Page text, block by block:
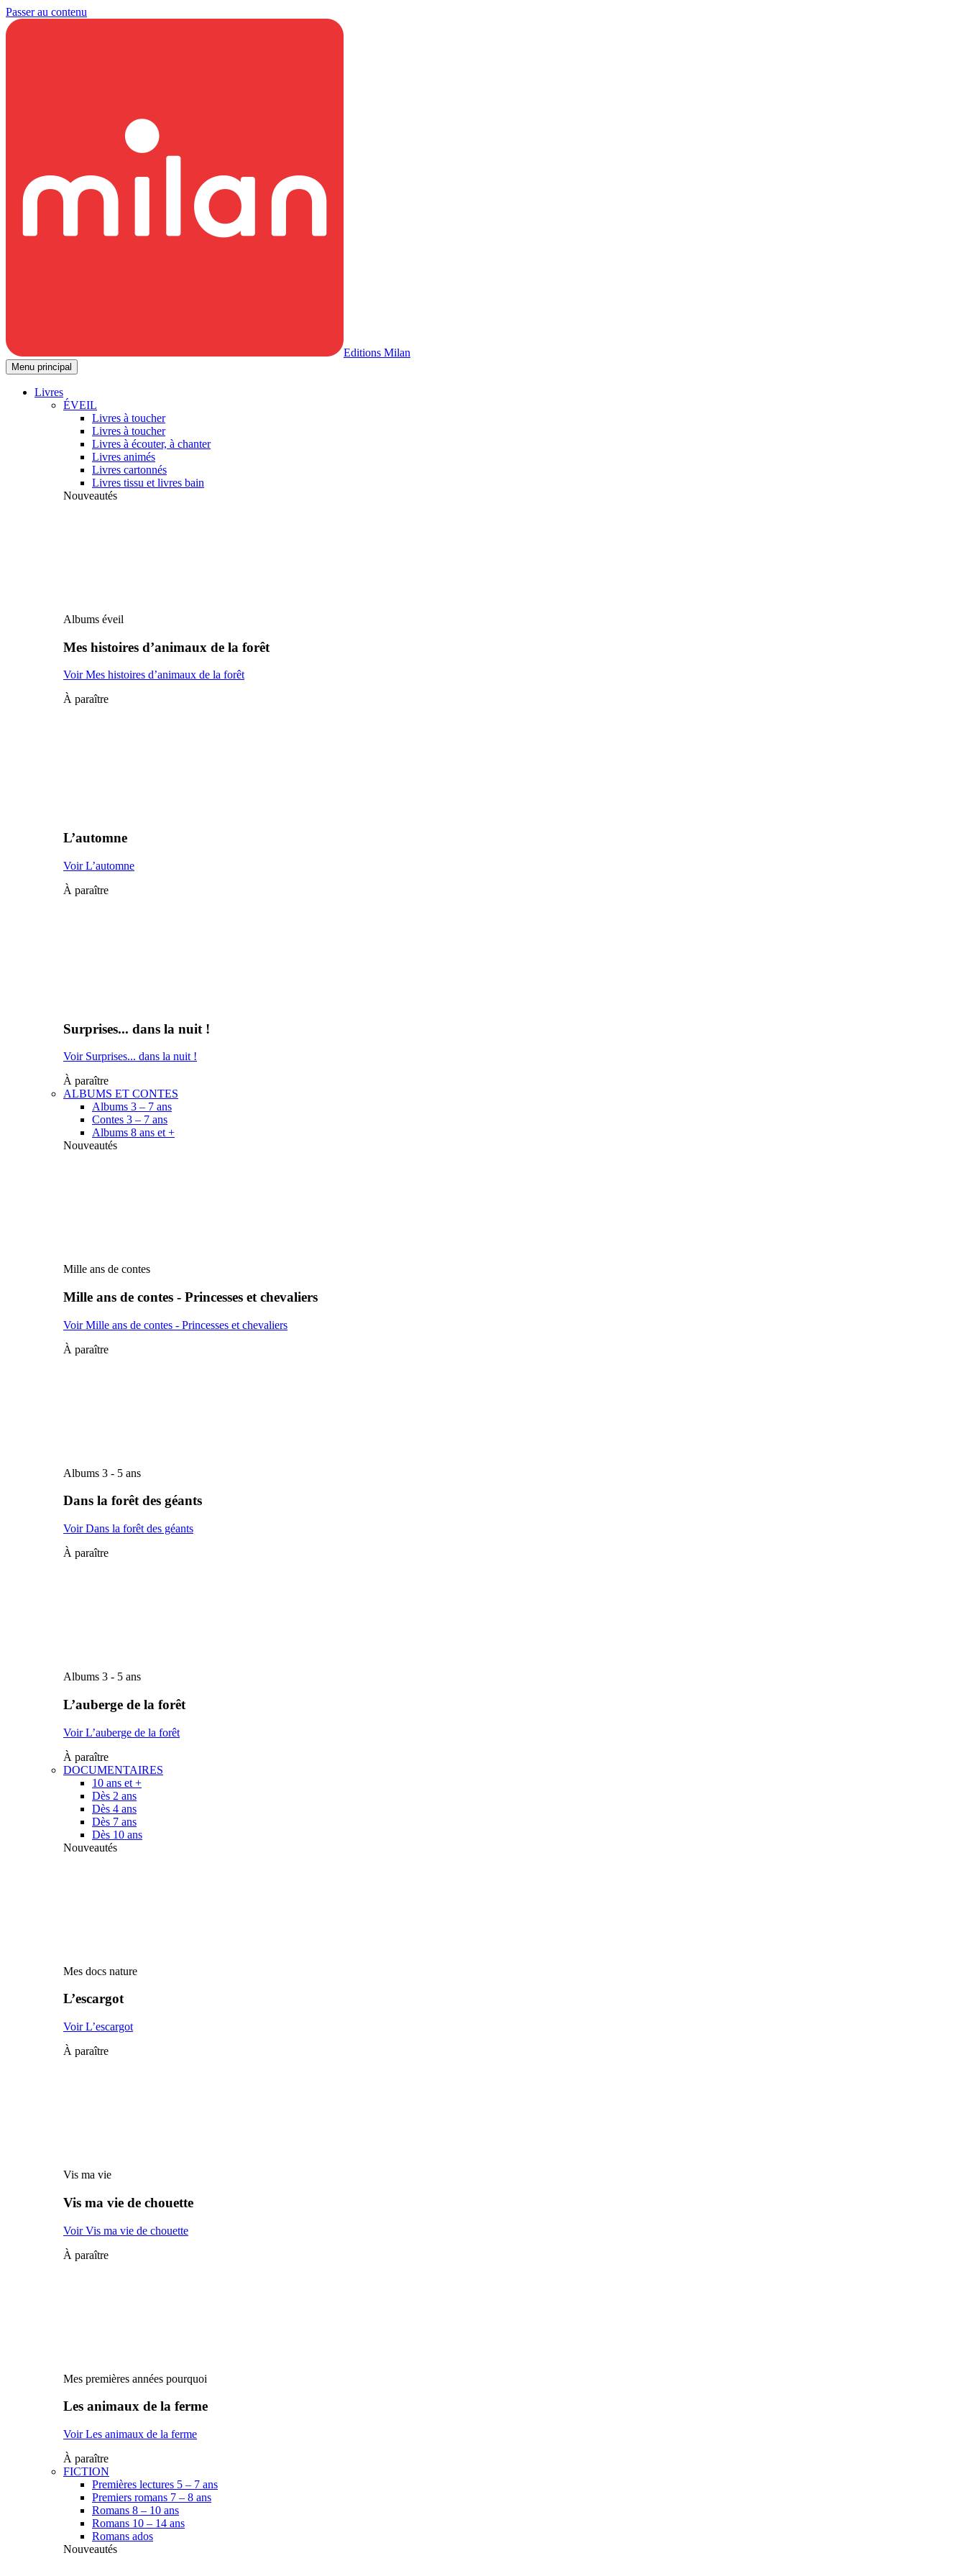
Passer au contenu
Editions Milan
Menu principal
Livres
ÉVEIL
Livres à toucher
Livres à toucher
Livres à écouter, à chanter
Livres animés
Livres cartonnés
Livres tissu et livres bain
Nouveautés
Albums éveil
Mes histoires d’animaux de la forêt
Voir Mes histoires d’animaux de la forêt
À paraître
L’automne
Voir L’automne
À paraître
Surprises... dans la nuit !
Voir Surprises... dans la nuit !
À paraître
ALBUMS ET CONTES
Albums 3 – 7 ans
Contes 3 – 7 ans
Albums 8 ans et +
Nouveautés
Mille ans de contes
Mille ans de contes - Princesses et chevaliers
Voir Mille ans de contes - Princesses et chevaliers
À paraître
Albums 3 - 5 ans
Dans la forêt des géants
Voir Dans la forêt des géants
À paraître
Albums 3 - 5 ans
L’auberge de la forêt
Voir L’auberge de la forêt
À paraître
DOCUMENTAIRES
10 ans et +
Dès 2 ans
Dès 4 ans
Dès 7 ans
Dès 10 ans
Nouveautés
Mes docs nature
L’escargot
Voir L’escargot
À paraître
Vis ma vie
Vis ma vie de chouette
Voir Vis ma vie de chouette
À paraître
Mes premières années pourquoi
Les animaux de la ferme
Voir Les animaux de la ferme
À paraître
FICTION
Premières lectures 5 – 7 ans
Premiers romans 7 – 8 ans
Romans 8 – 10 ans
Romans 10 – 14 ans
Romans ados
Nouveautés